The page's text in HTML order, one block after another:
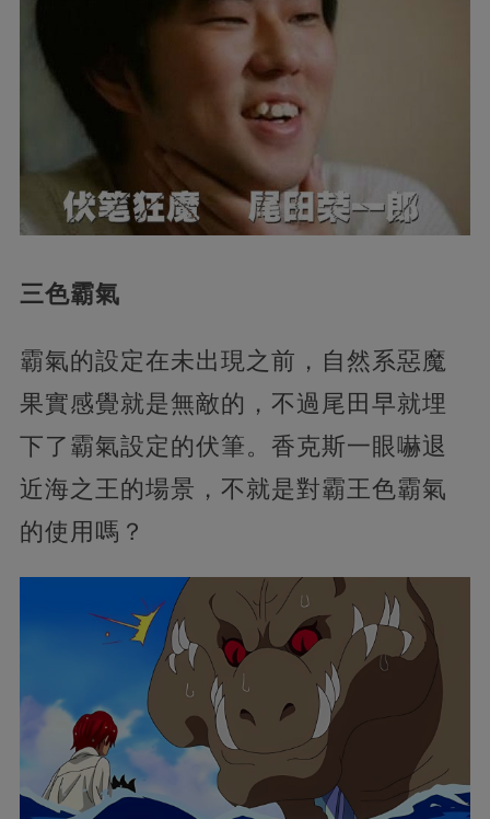
三色霸氣
霸氣的設定在未出現之前，自然系惡魔
果實感覺就是無敵的，不過尾田早就埋
下了霸氣設定的伏筆。香克斯一眼嚇退
近海之王的場景，不就是對霸王色霸氣
的使用嗎？